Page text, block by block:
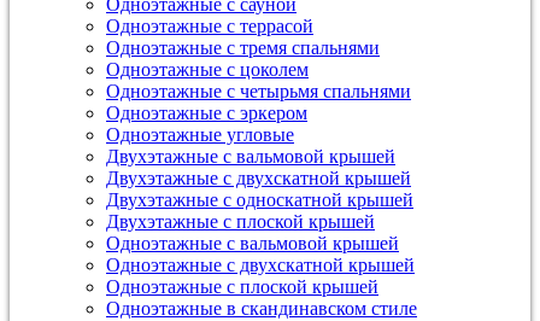
Одноэтажные с сауной
Одноэтажные с террасой
Одноэтажные с тремя спальнями
Одноэтажные с цоколем
Одноэтажные с четырьмя спальнями
Одноэтажные с эркером
Одноэтажные угловые
Двухэтажные с вальмовой крышей
Двухэтажные с двухскатной крышей
Двухэтажные с односкатной крышей
Двухэтажные с плоской крышей
Одноэтажные с вальмовой крышей
Одноэтажные с двухскатной крышей
Одноэтажные с плоской крышей
Одноэтажные в скандинавском стиле